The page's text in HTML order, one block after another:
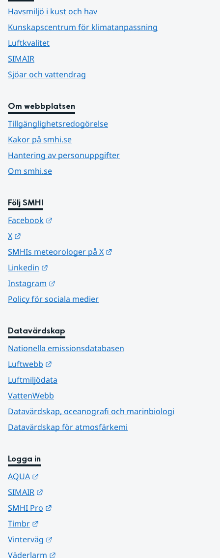
Havsmiljö i kust och hav
Kunskapscentrum för klimatanpassning
Luftkvalitet
SIMAIR
Sjöar och vattendrag
Om webbplatsen
Tillgänglighetsredogörelse
Kakor på smhi.se
Hantering av personuppgifter
Om smhi.se
Följ SMHI
Facebook
X
SMHIs meteorologer på X
Linkedin
Instagram
Policy för sociala medier
Datavärdskap
Nationella emissionsdatabasen
Luftwebb
Luftmiljödata
VattenWebb
Datavärdskap, oceanografi och marinbiologi
Datavärdskap för atmosfärkemi
Logga in
AQUA
SIMAIR
SMHI Pro
Timbr
Vinterväg
Väderlarm